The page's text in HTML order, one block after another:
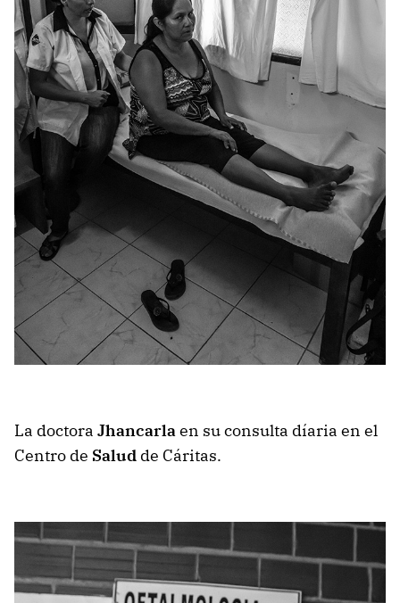
La doctora Jhancarlaen su consulta díaria en el
Centro de Salud de Cáritas.